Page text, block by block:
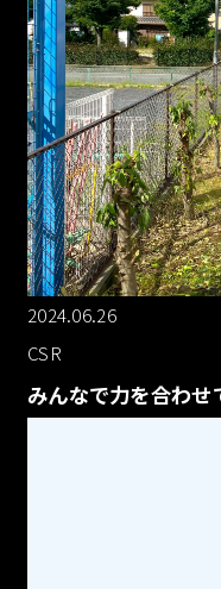
2024.06.26
CSR
みんなで力を合わ